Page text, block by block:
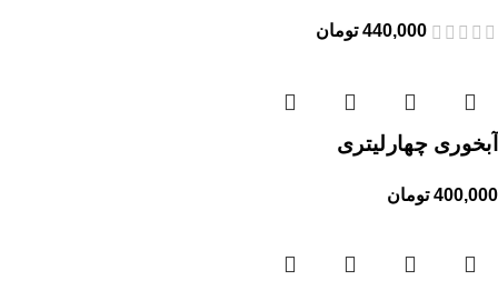
440,000 تومان
آبخوری چهارلیتری
400,000 تومان